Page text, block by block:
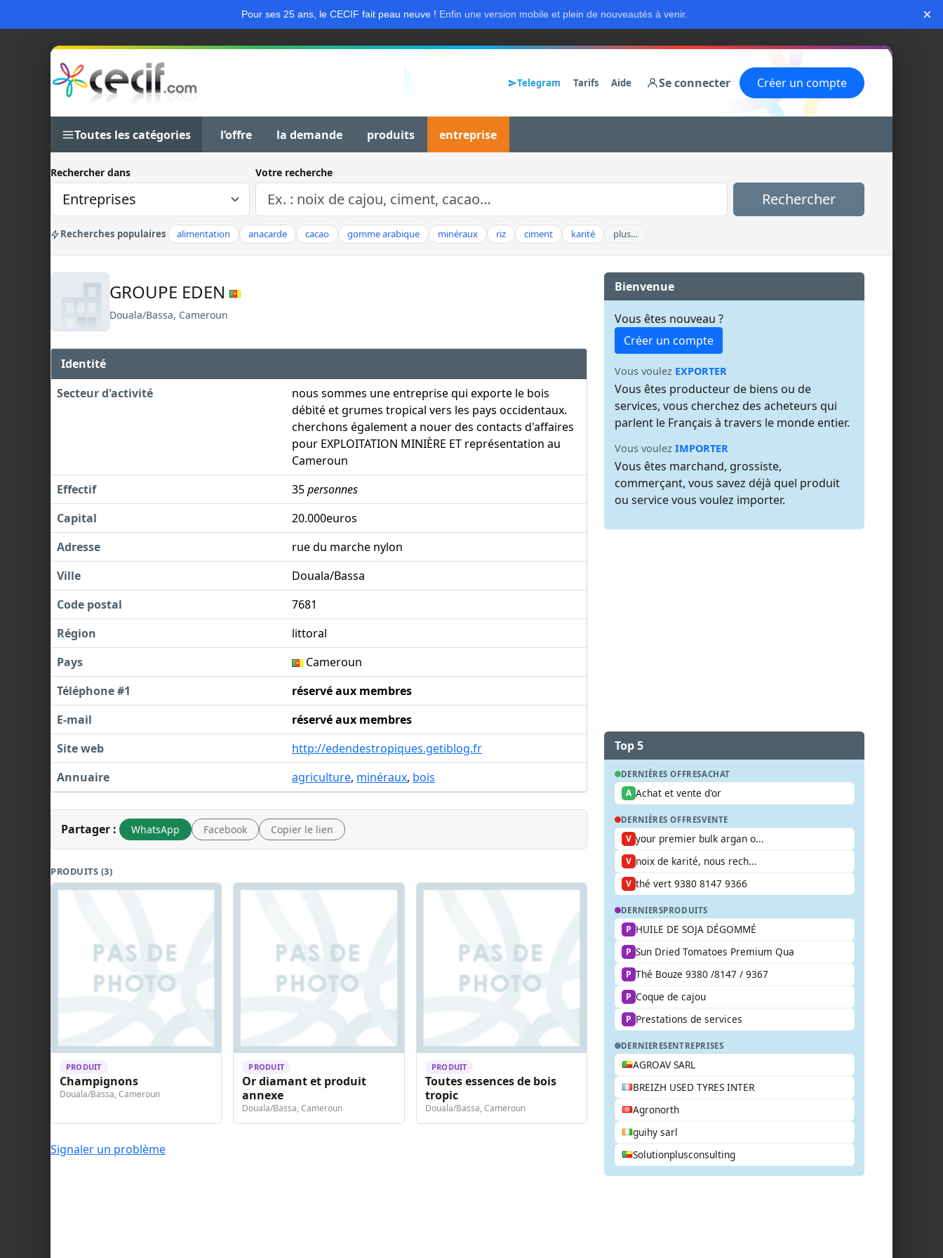
Pour ses 25 ans, le CECIF fait peau neuve ! Enfin une version mobile et plein de nouveautés à venir. ×
Telegram Tarifs Aide Se connecter Créer un compte
Toutes les catégories l’offre la demande produits entreprise
Rechercher dans Votre recherche
Rechercher
Recherches populaires alimentation anacarde cacao gomme arabique minéraux riz ciment karité plus…
GROUPE EDEN
Douala/Bassa, Cameroun
Identité
Secteur d'activité
nous sommes une entreprise qui exporte le bois
débité et grumes tropical vers les pays occidentaux.
cherchons également a nouer des contacts d'affaires
pour EXPLOITATION MINIÈRE ET représentation au
Cameroun
Effectif
35personnes
Capital
20.000euros
Adresse
rue du marche nylon
Ville
Douala/Bassa
Code postal
7681
Région
littoral
Pays
Cameroun
Téléphone #1
réservé aux membres
E-mail
réservé aux membres
Site web
http://edendestropiques.getiblog.fr
Annuaire
agriculture, minéraux, bois
Partager : WhatsApp Facebook Copier le lien
PRODUITS (3)
PRODUIT
Champignons
Douala/Bassa, Cameroun
PRODUIT
Or diamant et produit
annexe
Douala/Bassa, Cameroun
PRODUIT
Toutes essences de bois
tropic
Douala/Bassa, Cameroun
Signaler un problème
Bienvenue
Vous êtes nouveau ?
Créer un compte
Vous voulez EXPORTER
Vous êtes producteur de biens ou de
services, vous cherchez des acheteurs qui
parlent le Français à travers le monde entier.
Vous voulez IMPORTER
Vous êtes marchand, grossiste,
commerçant, vous savez déjà quel produit
ou service vous voulez importer.
Top 5
DERNIÈRES OFFRESACHAT
A Achat et vente d'or
DERNIÈRES OFFRESVENTE
V your premier bulk argan o...
V noix de karité, nous rech...
V thé vert 9380 8147 9366
DERNIERSPRODUITS
P HUILE DE SOJA DÉGOMMÉ
P Sun Dried Tomatoes Premium Qua
P Thé Bouze 9380 /8147 / 9367
P Coque de cajou
P Prestations de services
DERNIERESENTREPRISES
AGROAV SARL
BREIZH USED TYRES INTER
Agronorth
guihy sarl
Solutionplusconsulting